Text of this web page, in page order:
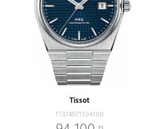
Tissot
T1374071104100